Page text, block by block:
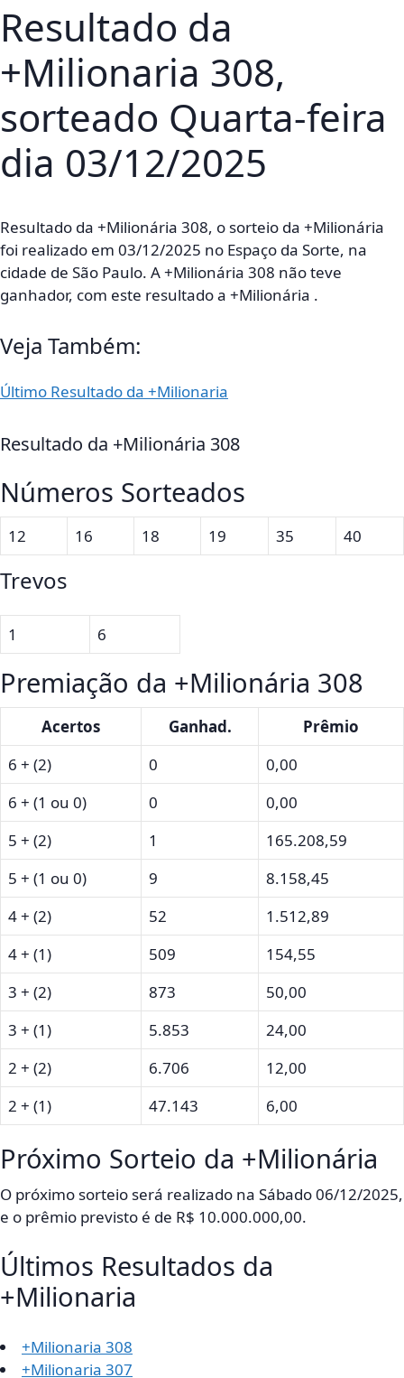
Resultado da
+Milionaria 308,
sorteado Quarta-feira
dia 03/12/2025
Resultado da +Milionária 308, o sorteio da +Milionária
foi realizado em 03/12/2025 no Espaço da Sorte, na
cidade de São Paulo. A +Milionária 308 não teve
ganhador, com este resultado a +Milionária .
Veja Também:
Último Resultado da +Milionaria
Resultado da +Milionária 308
Números Sorteados
12 16 18 19 35 40
Trevos
1 6
Premiação da +Milionária 308
Acertos Ganhad.
Prêmio
6 + (2)
0
0,00
6 + (1 ou 0)
0
0,00
5 + (2)
1
165.208,59
5 + (1 ou 0)
9
8.158,45
4 + (2)
52
1.512,89
4 + (1)
509
154,55
3 + (2)
873
50,00
3 + (1)
5.853
24,00
2 + (2)
6.706
12,00
2 + (1)
47.143 6,00
Próximo Sorteio da +Milionária
O próximo sorteio será realizado na Sábado 06/12/2025,
e o prêmio previsto é de R$ 10.000.000,00.
Últimos Resultados da
+Milionaria
+Milionaria 308
+Milionaria 307